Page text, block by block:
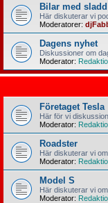
Bilar med sladd
Här diskuterar vi
Moderatorer:
Dagens nyhet
Diskussioner om
Moderator:
Företaget Tesla
Här för vi
Moderator:
Roadster
Här diskuterar vi
Moderator:
Model S
Här diskuterar vi
Moderator: